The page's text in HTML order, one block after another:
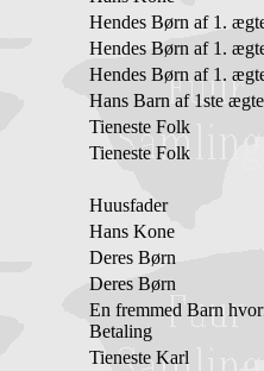
Hendes Børn af 1.
Hendes Børn af 1.
Hendes Børn af 1.
Hans Barn af 1ste
Tieneste Folk
Tieneste Folk
Huusfader
Hans Kone
Deres Børn
Deres Børn
En fremmed Barn
Betaling
Tieneste Karl